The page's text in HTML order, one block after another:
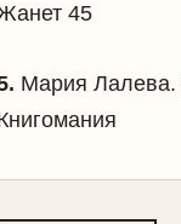
45
Мария Лалева.